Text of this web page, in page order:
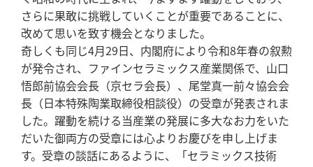
さらに果敢に挑戦していくことが重要であることに、
改めて思いを致す機会となりました。
奇しくも同じ4月29日、内閣府により令和8年春の叙勲
が発令され、ファインセラミックス産業関係で、山口
悟郎前協会会長（京セラ会長）、尾堂真一前々協会会
長（日本特殊陶業取締役相談役）の受章が発表されま
した。躍動を続ける当産業の発展に多大なお力をいた
だいた御両方の受章には心よりお慶びを申し上げま
す。受章の談話にあるように、「セラミックス技術